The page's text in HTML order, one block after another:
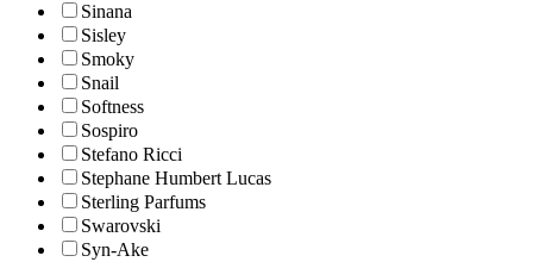
Sinana
Sisley
Smoky
Snail
Softness
Sospiro
Stefano Ricci
Stephane Humbert Lucas
Sterling Parfums
Swarovski
Syn-Ake